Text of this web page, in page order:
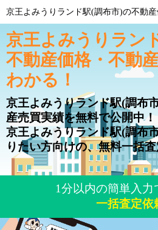
京王よみうりランド駅(調布市)の不動
京王よみうりラン
不動産価格・不動
わかる！
京王よみうりランド駅(調布
産売買実績を無料で公開中！
京王よみうりランド駅(調布
りたい方向けの、無料一括査
1分以内の簡単入力
一括査定依